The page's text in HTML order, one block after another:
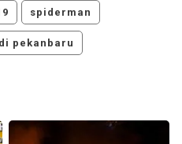
spiderman
pekanbaru